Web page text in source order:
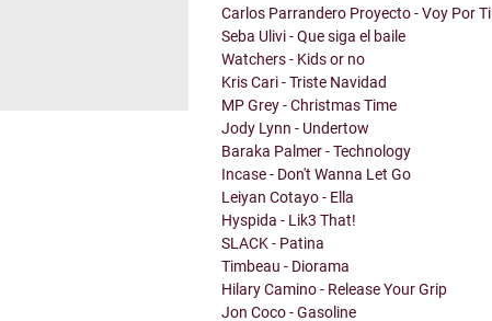
Carlos Parrandero Proyecto - Voy Por Ti
Seba Ulivi - Que siga el baile
Watchers - Kids or no
Kris Cari - Triste Navidad
MP Grey - Christmas Time
Jody Lynn - Undertow
Baraka Palmer - Technology
Incase - Don't Wanna Let Go
Leiyan Cotayo - Ella
Hyspida - Lik3 That!
SLACK - Patina
Timbeau - Diorama
Hilary Camino - Release Your Grip
Jon Coco - Gasoline